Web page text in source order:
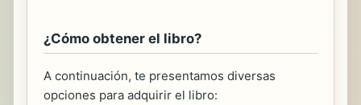
¿Cómo obtener el libro?
A continuación, te presentamos diversas
opciones para adquirir el libro: